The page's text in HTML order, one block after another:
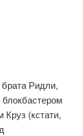
Ридли,
блокбастером
(кстати,